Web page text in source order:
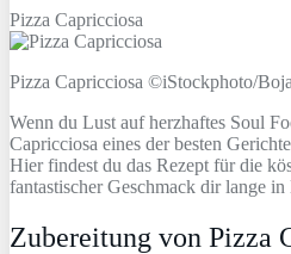
Pizza Capricciosa
Pizza Capricciosa ©iStockphoto/
Wenn du Lust auf herzhaftes Soul
Capricciosa eines der besten
Hier findest du das Rezept für die
fantastischer Geschmack dir lange
Zubereitung von Pizza